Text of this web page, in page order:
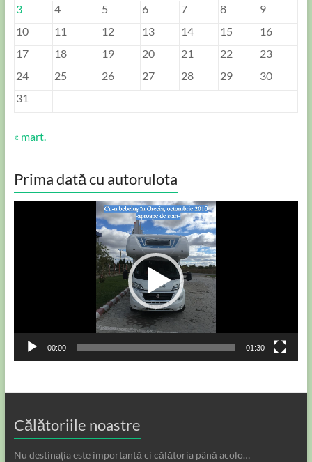
3
4 5 6 7 8
9
10
11 12 13 14 15
16
17
18 19 20 21 22
23
24
25 26 27 28 29
30
31
« mart.
Prima dată cu autorulota
00:00 01:30
Călătoriile noastre
Nu destinația este importantă ci călătoria până acolo…